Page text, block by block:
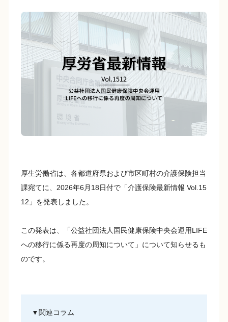
c
e
b
o
o
k
e
厚生労働省は、各都道府県および市区町村の介護保険担当
課宛てに、2026年6月18日付で「介護保険最新情報 Vol.15
12」を発表しました。
この発表は、「公益社団法人国民健康保険中央会運用LIFE
への移行に係る再度の周知について」について知らせるも
のです。
▼関連コラム